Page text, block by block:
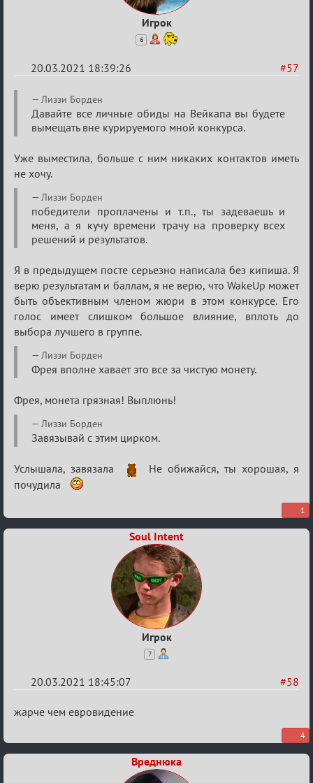
Игрок
6
#57
20.03.2021 18:39:26
Re:
ГОЛОС
МАФИИ
(обсуждение)
Лиззи Борден
Давайте все личные обиды на Вейкапа вы будете
вымещать вне курируемого мной конкурса.
Уже выместила, больше с ним никаких контактов иметь
не хочу.
Лиззи Борден
победители проплачены и т.п., ты задеваешь и
меня, а я кучу времени трачу на проверку всех
решений и результатов.
Я в предыдущем посте серьезно написала без кипиша. Я
верю результатам и баллам, я не верю, что WakeUp может
быть объективным членом жюри в этом конкурсе. Его
голос имеет слишком большое влияние, вплоть до
выбора лучшего в группе.
Лиззи Борден
Фрея вполне хавает это все за чистую монету.
Фрея, монета грязная! Выплюнь!
Лиззи Борден
Завязывай с этим цирком.
Услышала, завязала
Не обижайся, ты хорошая, я
почудила
1
Soul Intent
Игрок
7
#58
20.03.2021 18:45:07
Re:
МАФИИ
жарче чем евровидение
4
Вреднюка